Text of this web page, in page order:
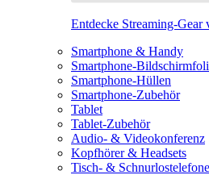
Entdecke Streaming-Gear
Smartphone & Handy
Smartphone-
Smartphone-Hüllen
Smartphone-Zubehör
Tablet
Tablet-Zubehör
Audio- & Videokonferenz
Kopfhörer & Headsets
Tisch- & Schnurlostelefone